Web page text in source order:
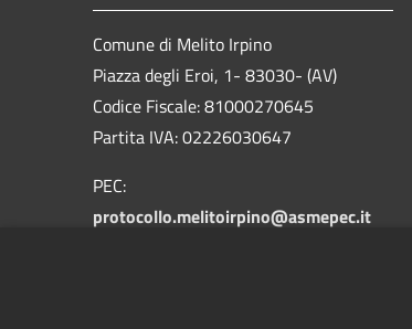
Comune di Melito Irpino
Piazza degli Eroi, 1- 83030- (AV)
Codice Fiscale: 81000270645
Partita IVA: 02226030647
PEC:
protocollo.melitoirpino@asmepec.it